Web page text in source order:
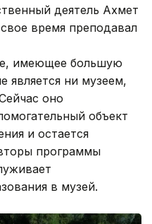
деятель Ахмет
время преподавал
имеющее большую
является ни музеем,
оно
объект
и остается
программы
в музей.